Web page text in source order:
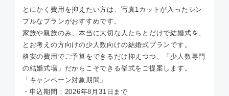
とにかく費用を抑えたい方は、写真1カットが入ったシン
プルなプランがおすすめです。
家族や親族のみ、本当に大切な人たちとだけで結婚式を、
とお考えの方向けの少人数向けの結婚式プランです。
格安の費用でご予算をできるだけ抑えつつ、「少人数専門
の結婚式場」だからこそできる挙式をご提案します。
「キャンペーン対象期間」
・申込期間：2026年8月31日まで